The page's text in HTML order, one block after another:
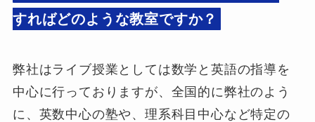
すればどのような教室ですか？
弊社はライブ授業としては数学と英語の指導を
中心に行っておりますが、全国的に弊社のよう
に、英数中心の塾や、理系科目中心など特定の